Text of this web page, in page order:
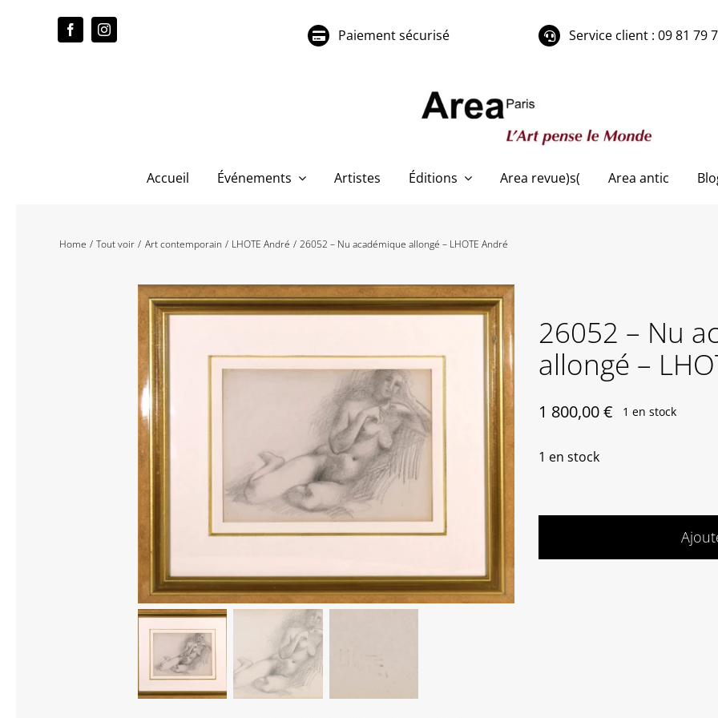
Paiement sécurisé Service client : 09 81 79
Accueil Événements Artistes Éditions Area revue)s( Area antic
Home Tout voir Art contemporain LHOTE André 26052 – Nu académique allongé – LHOTE André
26052 – Nu
allongé –
1 800,00€ 1 en stock
1 en stock